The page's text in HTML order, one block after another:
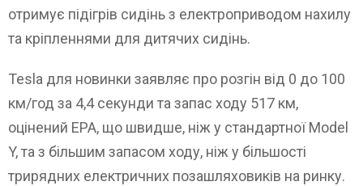
отримує підігрів сидінь з електроприводом нахилу
та кріпленнями для дитячих сидінь.
Tesla для новинки заявляє про розгін від 0 до 100
км/год за 4,4 секунди та запас ходу 517 км,
оцінений EPA, що швидше, ніж у стандартної Model
Y, та з більшим запасом ходу, ніж у більшості
трирядних електричних позашляховиків на ринку.